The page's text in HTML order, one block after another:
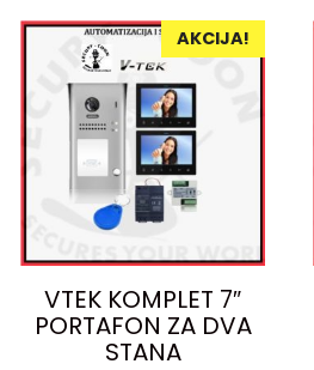
AKCIJA!
VTEK KOMPLET 7″
PORTAFON ZA DVA
STANA